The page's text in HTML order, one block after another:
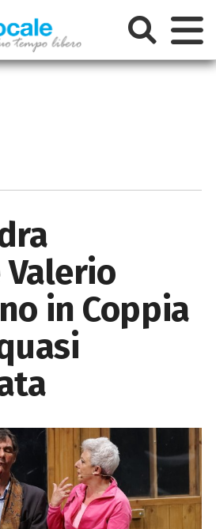
Valerio
in Coppia